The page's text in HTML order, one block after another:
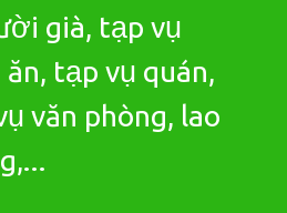
già, tạp vụ
tạp vụ quán,
văn phòng, lao